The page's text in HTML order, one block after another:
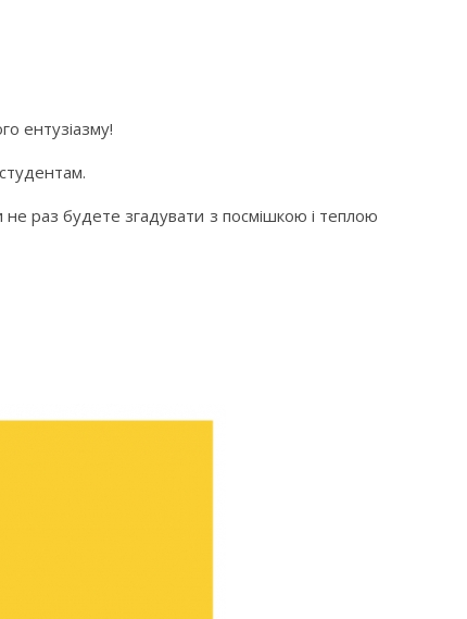
ентузіазму!
раз будете згадувати з посмішкою і теплою